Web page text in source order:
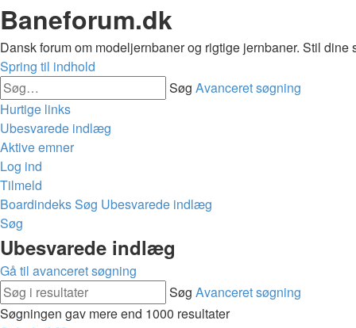
Baneforum.dk
Dansk forum om modeljernbaner og rigtige jernbaner. Stil dine
Spring til indhold
Søg Avanceret søgning
Hurtige links
Ubesvarede indlæg
Aktive emner
Log ind
Tilmeld
BoardindeksSøg Ubesvarede indlæg
Søg
Ubesvarede indlæg
Gå til avanceret søgning
Søg Avanceret søgning
Søgningen gav mere end 1000 resultater